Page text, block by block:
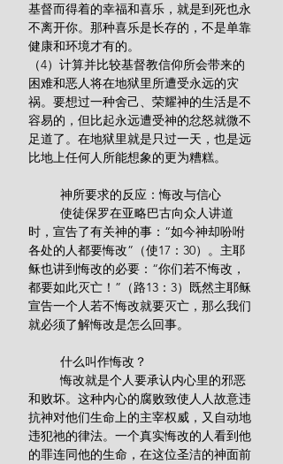
基督而得着的幸福和喜乐，就是到死也永
不离开你。那种喜乐是长存的，不是单靠
健康和环境才有的。
（4）计算并比较基督教信仰所会带来的
困难和恶人将在地狱里所遭受永远的灾
祸。要想过一种舍己、荣耀神的生活是不
容易的，但比起永远遭受神的忿怒就微不
足道了。在地狱里就是只过一天，也是远
比地上任何人所能想象的更为糟糕。
         神所要求的反应：悔改与信心
时，宣告了有关神的事：“如今神却吩咐
各处的人都要悔改”（使17：30）。主耶
稣也讲到悔改的必要：“你们若不悔改，
都要如此灭亡！”（路13：3）既然主耶稣
宣告一个人若不悔改就要灭亡，那么我们
就必须了解悔改是怎么回事。
         什么叫作悔改？
         悔改就是个人要承认内心里的邪恶
和败坏。这种内心的腐败致使人人故意违
抗神对他们生命上的主宰权威，又自动地
违犯祂的律法。一个真实悔改的人看到他
的罪连同他的生命，在这位圣洁的神面前